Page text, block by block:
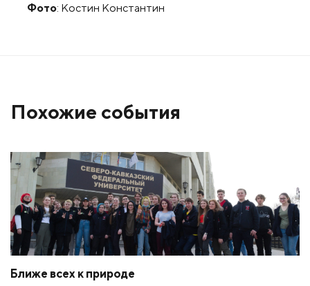
Фото: Костин Константин
Похожие события
Ближе всех к природе